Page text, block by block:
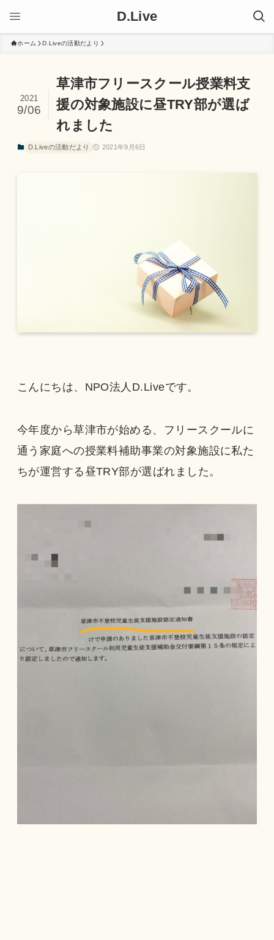
D.Live
ホーム D.Liveの活動だより
草津市フリースクール授業料支
援の対象施設に昼TRY部が選ば
れました
2021
9/06
D.Liveの活動だより 2021年9月6日
こんにちは、NPO法人D.Liveです。
今年度から草津市が始める、フリースクールに
通う家庭への授業料補助事業の対象施設に私た
ちが運営する昼TRY部が選ばれました。